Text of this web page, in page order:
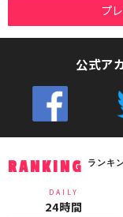
プ
公式ア
RANKING ランキ
DAILY
24時間